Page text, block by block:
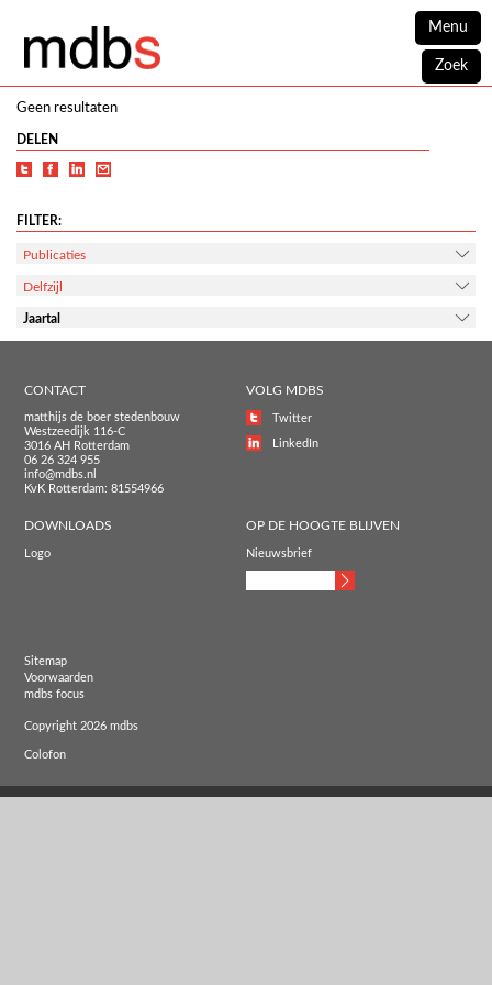
Menu
Zoek
Geen resultaten
DELEN
FILTER:
Publicaties
Delfzijl
Jaartal
CONTACT
matthijs de boer stedenbouw
Westzeedijk 116-C
3016 AH Rotterdam
06 26 324 955
info@mdbs.nl
KvK Rotterdam: 81554966
VOLG MDBS
Twitter
LinkedIn
DOWNLOADS
Logo
OP DE HOOGTE BLIJVEN
Nieuwsbrief
Sitemap
Voorwaarden
mdbs focus
Copyright 2026 mdbs
Colofon